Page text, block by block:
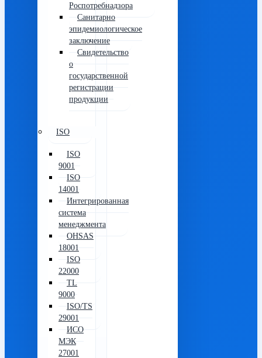
Роспотребнадзора
Санитарно
эпидемиологическое
заключение
Свидетельство
о
государственной
регистрации
продукции
ISO
ISO
9001
ISO
14001
Интегрированная
система
менеджмента
OHSAS
18001
ISO
22000
TL
9000
ISO/TS
29001
ИСО
МЭК
27001